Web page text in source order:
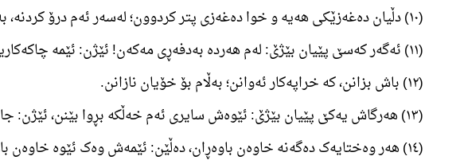
(١٠) دڵیان دەغەزێکی ھەیە و خوا دەغەزی پتر کردوون؛ لەسەر ئەم درۆ کردنە، بەشیان ئازاری بەژانە.
(١١) ئەگەر کەسێ پێیان بێژێ: لەم ھەردە بەدفەڕی مەکەن! ئێژن: ئێمە چاکەکارین.
(١٢) باش بزانن، کە خراپەکار ئەوانن؛ بەڵام بۆ خۆیان نازانن.
(١٣) ھەرگاش یەکێ پێیان بێژێ: ئێوەش سایری ئەم خەڵکە بڕوا بێنن، ئێژن: جا چۆن ئێمە وەک نەفامان بڕوا بێنین؟ با بزانن، کە خۆیان نەفامەکانن؛ بەڵام بەخۆیان نازانن.
(١٤) ھەر وەختایەک دەگەنە خاوەن باوەڕان، دەڵێن: ئێمەش وەک ئێوە خاوەن باوەڕین. ھەرگاش چوونە لای شەیتانەکانی خۆیان، ئێژن: ئێمە وەل خۆتانین؛ ھەر گەمە بەمانە دەکەین.